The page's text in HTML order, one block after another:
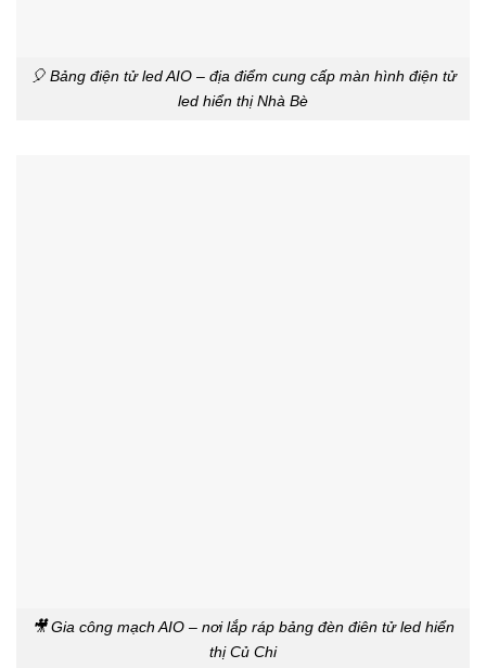
🎈 Bảng điện tử led AIO – địa điểm cung cấp màn hình điện tử
led hiển thị Nhà Bè
🎥 Gia công mạch AIO – nơi lắp ráp bảng đèn điên tử led hiển
thị Củ Chi